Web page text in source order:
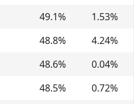
49.1% 1.53%
48.8% 4.24%
48.6% 0.04%
48.5% 0.72%